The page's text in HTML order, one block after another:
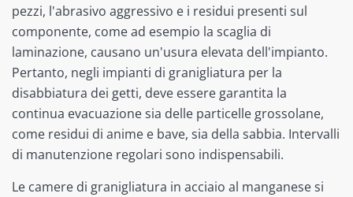
pezzi, l'abrasivo aggressivo e i residui presenti sul
componente, come ad esempio la scaglia di
laminazione, causano un'usura elevata dell'impianto.
Pertanto, negli impianti di granigliatura per la
disabbiatura dei getti, deve essere garantita la
continua evacuazione sia delle particelle grossolane,
come residui di anime e bave, sia della sabbia. Intervalli
di manutenzione regolari sono indispensabili.
Le camere di granigliatura in acciaio al manganese si